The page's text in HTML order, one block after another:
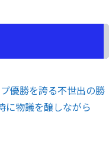
優勝を誇る不世出の勝
に物議を醸しながら